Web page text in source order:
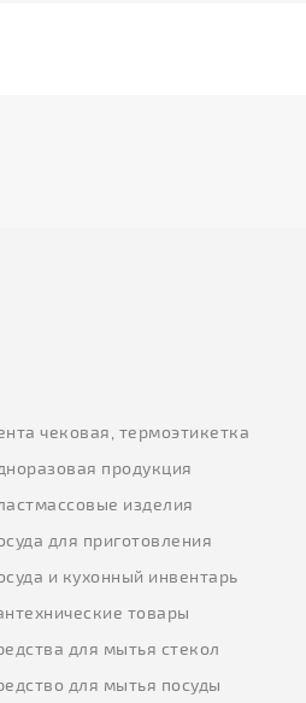
чековая, термоэтикетка
продукция
изделия
для приготовления
и кухонный инвентарь
товары
для мытья стекол
для мытья посуды